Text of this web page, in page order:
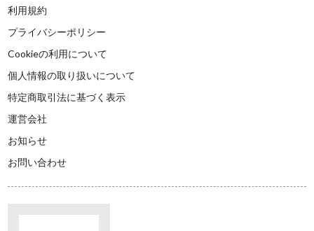
利用規約
プライバシーポリシー
Cookieの利用について
個人情報の取り扱いについて
特定商取引法に基づく表示
運営会社
お知らせ
お問い合わせ